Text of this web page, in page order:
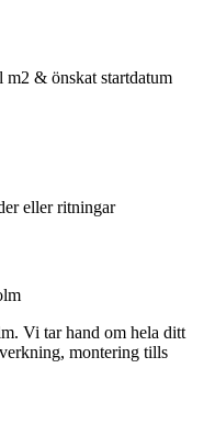
m2 & önskat startdatum
eller ritningar
Vi tar hand om hela ditt
montering tills